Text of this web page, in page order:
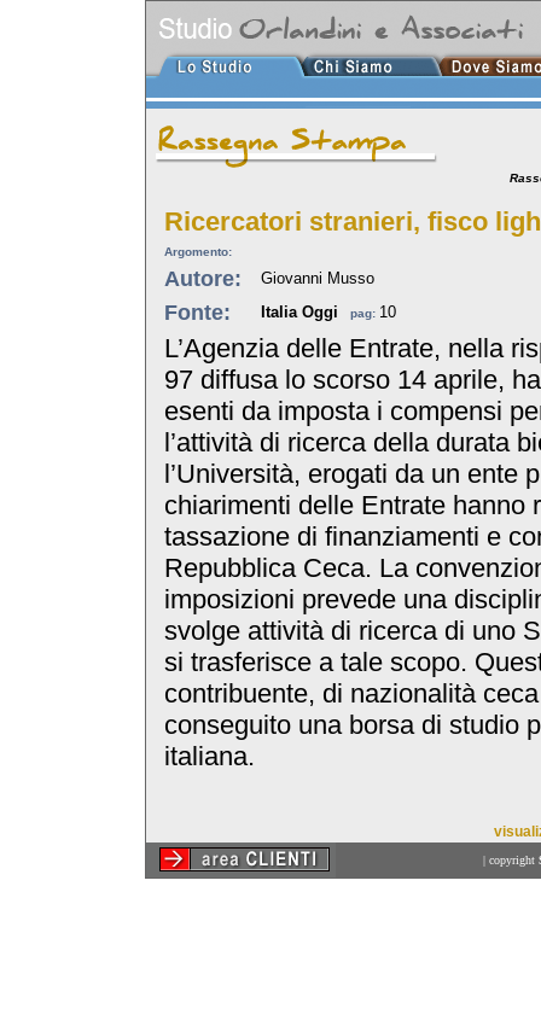
Ricercatori stranieri, fisco
Argomento:
Autore: Giovanni Musso
Fonte: Italia Oggi pag: 10
L’Agenzia delle Entrate, nella
97 diffusa lo scorso 14 aprile,
esenti da imposta i compensi
l’attività di ricerca della durata
l’Università, erogati da un ente
chiarimenti delle Entrate hanno
tassazione di finanziamenti e
Repubblica Ceca. La
imposizioni prevede una
svolge attività di ricerca di uno
si trasferisce a tale scopo.
contribuente, di nazionalità
conseguito una borsa di studio
italiana.
| copyright